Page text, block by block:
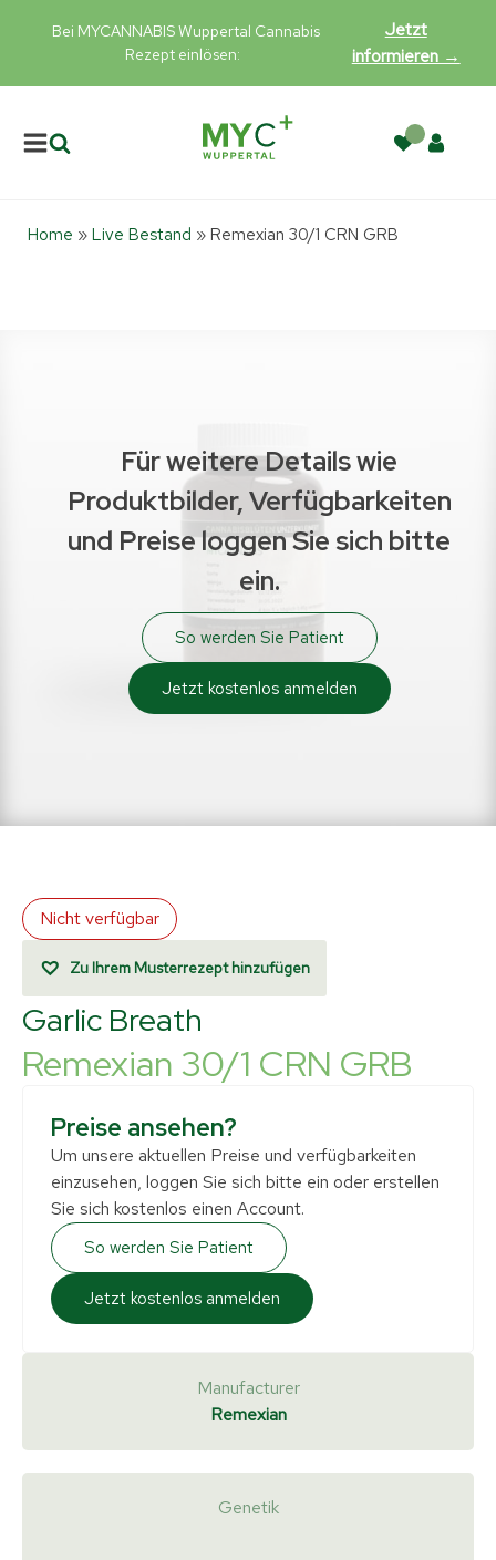
Bei MYCANNABIS Wuppertal Cannabis
Rezept einlösen:
Jetzt
informieren →
Home » Live Bestand » Remexian 30/1 CRN GRB
Für weitere Details wie
Produktbilder, Verfügbarkeiten
und Preise loggen Sie sich bitte
ein.
So werden Sie Patient
Jetzt kostenlos anmelden
Nicht verfügbar
Zu Ihrem Musterrezept hinzufügen
Garlic Breath
Remexian 30/1 CRN GRB
Preise ansehen?
Um unsere aktuellen Preise und verfügbarkeiten
einzusehen, loggen Sie sich bitte ein oder erstellen
Sie sich kostenlos einen Account.
So werden Sie Patient
Jetzt kostenlos anmelden
Manufacturer
Remexian
Genetik